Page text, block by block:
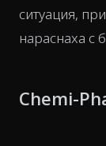
ситуация,
нараснаха с
Chemi-